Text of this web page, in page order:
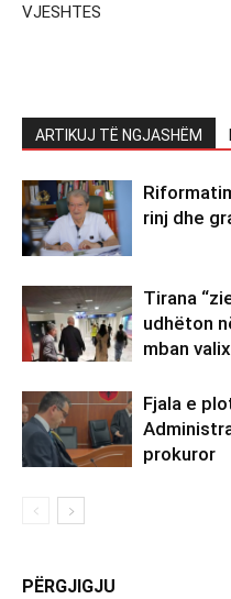
VJESHTES
ARTIKUJ TË NGJASHËM
rinj dhe
Tirana
udhëton
mban
Fjala e
prokuror
PËRGJIGJU